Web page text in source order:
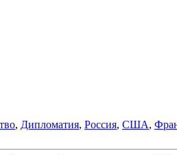
, Дипломатия, Россия, США,